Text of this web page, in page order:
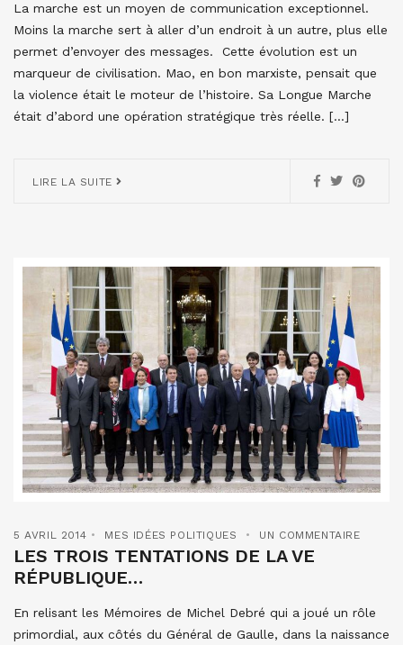
La marche est un moyen de communication exceptionnel.
Moins la marche sert à aller d’un endroit à un autre, plus elle
permet d’envoyer des messages. Cette évolution est un
marqueur de civilisation. Mao, en bon marxiste, pensait que
la violence était le moteur de l’histoire. Sa Longue Marche
était d’abord une opération stratégique très réelle. […]
LIRE LA SUITE
5 AVRIL 2014 MES IDÉES POLITIQUES UN COMMENTAIRE
LES TROIS TENTATIONS DE LA VE
RÉPUBLIQUE…
En relisant les Mémoires de Michel Debré qui a joué un rôle
primordial, aux côtés du Général de Gaulle, dans la naissance